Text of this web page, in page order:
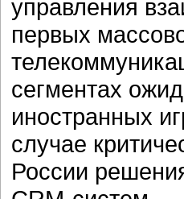
управления
первых
сегментах
иностранных
случае
России